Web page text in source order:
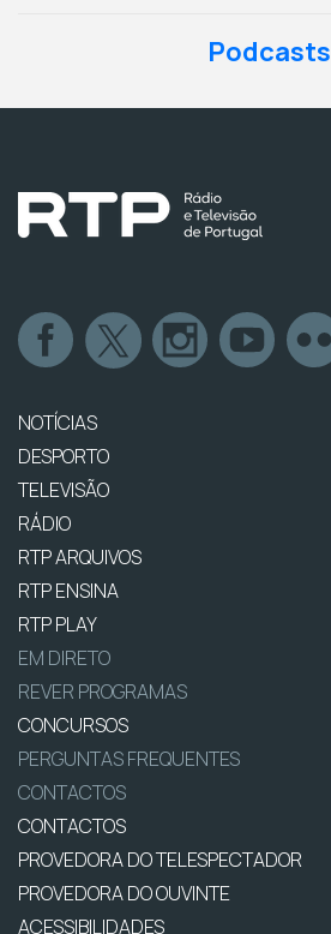
Podcasts
NOTÍCIAS
DESPORTO
TELEVISÃO
RÁDIO
RTP ARQUIVOS
RTP ENSINA
RTP PLAY
EM DIRETO
REVER PROGRAMAS
CONCURSOS
PERGUNTAS FREQUENTES
CONTACTOS
CONTACTOS
PROVEDORA DO TELESPECTADOR
PROVEDORA DO OUVINTE
ACESSIBILIDADES